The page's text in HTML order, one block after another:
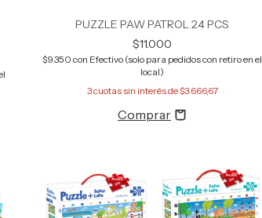
PUZZLE PAW PATROL 24 PCS
$11.000
$9.350 con Efectivo (solo para pedidos con retiro en el
local)
3cuotas sin interés de$3.666,67